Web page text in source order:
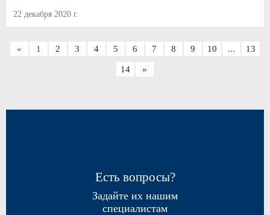
22 декабря 2020 г.
« 1 2 3 4 5 6 7 8 9 10 ... 13
14 »
Есть вопросы?
Задайте их нашим
специалистам